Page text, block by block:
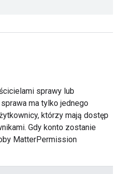
sprawy lub
ma tylko jednego
którzy mają dostęp
Gdy konto zostanie
MatterPermission